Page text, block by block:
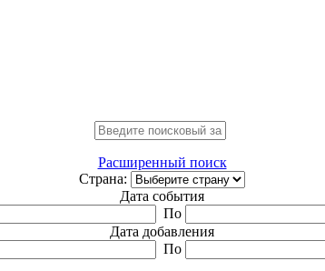
Расширенный поиск
Страна:
Дата события
По
Дата добавления
По